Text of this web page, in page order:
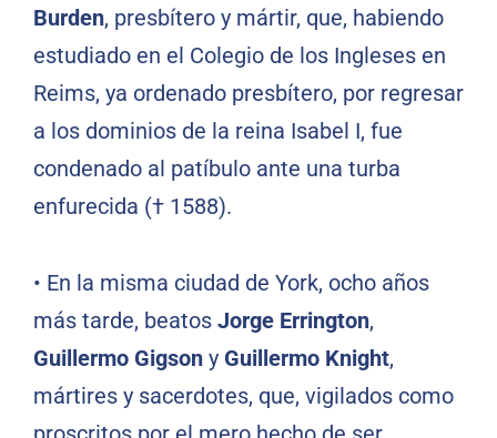
Burden, presbítero y mártir, que, habiendo
estudiado en el Colegio de los Ingleses en
Reims, ya ordenado presbítero, por regresar
a los dominios de la reina Isabel I, fue
condenado al patíbulo ante una turba
enfurecida († 1588).
• En la misma ciudad de York, ocho años
más tarde, beatos Jorge Errington,
Guillermo Gigson y Guillermo Knight,
mártires y sacerdotes, que, vigilados como